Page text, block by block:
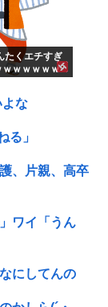
たくエチすぎ
ｗｗｗｗｗ
な
る」
、片親、高卒
ワイ「うん
にしてんの